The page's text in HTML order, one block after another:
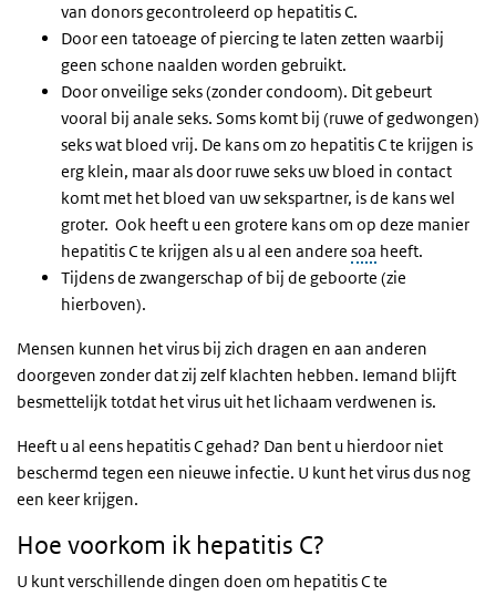
van donors gecontroleerd op hepatitis C.
Door een tatoeage of piercing te laten zetten waarbij
geen schone naalden worden gebruikt.
Door onveilige seks (zonder condoom). Dit gebeurt
vooral bij anale seks. Soms komt bij (ruwe of gedwongen)
seks wat bloed vrij. De kans om zo hepatitis C te krijgen is
erg klein, maar als door ruwe seks uw bloed in contact
komt met het bloed van uw sekspartner, is de kans wel
groter. Ook heeft u een grotere kans om op deze manier
hepatitis C te krijgen als u al een andere soa heeft.
Tijdens de zwangerschap of bij de geboorte (zie
hierboven).
Mensen kunnen het virus bij zich dragen en aan anderen
doorgeven zonder dat zij zelf klachten hebben. Iemand blijft
besmettelijk totdat het virus uit het lichaam verdwenen is.
Heeft u al eens hepatitis C gehad? Dan bent u hierdoor niet
beschermd tegen een nieuwe infectie. U kunt het virus dus nog
een keer krijgen.
Hoe voorkom ik hepatitis C?
U kunt verschillende dingen doen om hepatitis C te